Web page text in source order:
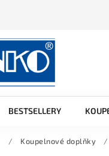
BESTSELLERY
/ Koupelnové doplňky /